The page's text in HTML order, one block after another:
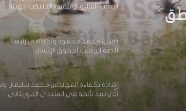
تعيين محمد محمود ولد داهي رئيسا
للجنة الوطنية لحقوق الإنسان
إشادة بكفاءة المهندس محمد سليمان ولد
بَلَّال بعد تألقه في المنتدى الموريتاني
توقع عواصف رعدية قوية على جنوب